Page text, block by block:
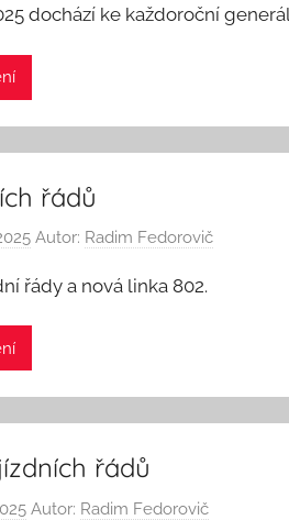
dochází ke každoroční
řádů
Autor: Radim Fedorovič
řády a nová linka 802.
řádů
Autor: Radim Fedorovič